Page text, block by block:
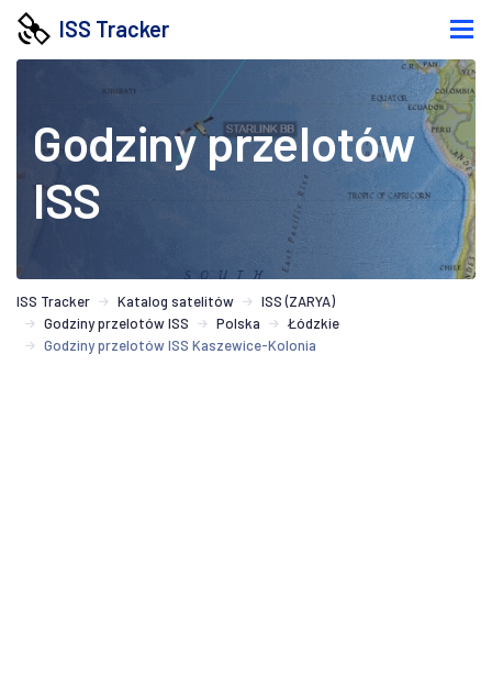
ISS Tracker
Godziny przelotów
ISS
ISS Tracker Katalog satelitów
ISS (ZARYA)
Godziny przelotów ISS
Polska
Łódzkie
Godziny przelotów ISS Kaszewice-Kolonia